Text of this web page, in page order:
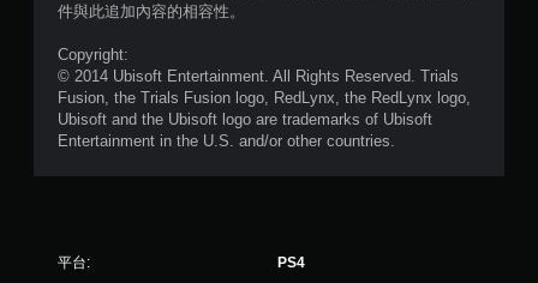
0
9
件與此追加內容的相容性。
Copyright:
© 2014 Ubisoft Entertainment. All Rights Reserved. Trials
Fusion, the Trials Fusion logo, RedLynx, the RedLynx logo,
Ubisoft and the Ubisoft logo are trademarks of Ubisoft
Entertainment in the U.S. and/or other countries.
平台: PS4